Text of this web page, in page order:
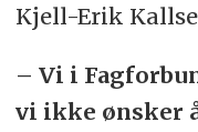
Kjell-Erik
– Vi i
vi ikke ønsker